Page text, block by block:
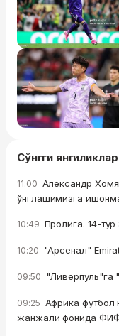
Сўнгги янгиликлар
11:00 Александр
ўнглашимизга
10:49 Пролига. 14-
10:20 "Арсенал"
09:50 "Ливерпуль"га
09:25 Африка футбол
жанжали фонида